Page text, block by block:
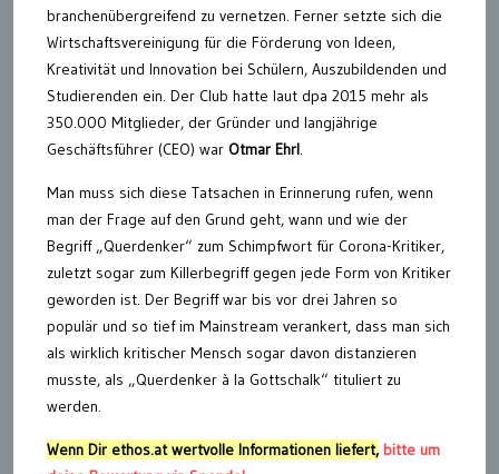
branchenübergreifend zu vernetzen. Ferner setzte sich die
Wirtschaftsvereinigung für die Förderung von Ideen,
Kreativität und Innovation bei Schülern, Auszubildenden und
Studierenden ein. Der Club hatte laut dpa 2015 mehr als
350.000 Mitglieder, der Gründer und langjährige
Geschäftsführer (CEO) war Otmar Ehrl.
Man muss sich diese Tatsachen in Erinnerung rufen, wenn
man der Frage auf den Grund geht, wann und wie der
Begriff „Querdenker“ zum Schimpfwort für Corona-Kritiker,
zuletzt sogar zum Killerbegriff gegen jede Form von Kritiker
geworden ist. Der Begriff war bis vor drei Jahren so
populär und so tief im Mainstream verankert, dass man sich
als wirklich kritischer Mensch sogar davon distanzieren
musste, als „Querdenker à la Gottschalk“ tituliert zu
werden.
Wenn Dir ethos.at wertvolle Informationen liefert, bitte um